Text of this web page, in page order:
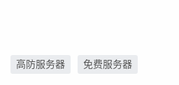
高防服务器 免费服务器